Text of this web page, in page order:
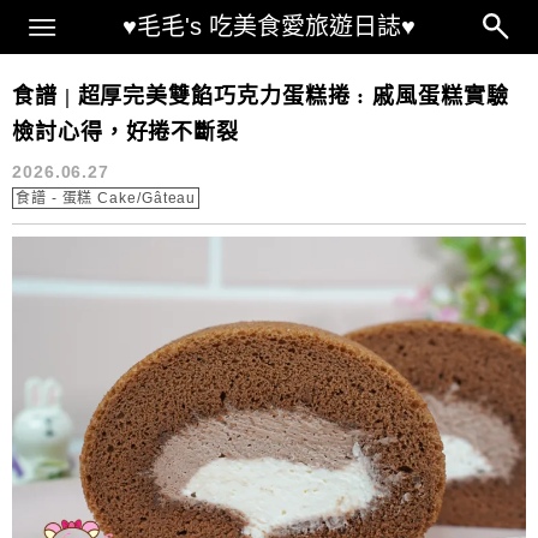
♥毛毛's 吃美食愛旅遊日誌♥
Main Menu
巧克力蛋糕捲食譜
食譜 | 超厚完美雙餡巧克力蛋糕捲 : 戚風蛋糕實驗
檢討心得，好捲不斷裂
2026.06.27
食譜 - 蛋糕 Cake/Gâteau